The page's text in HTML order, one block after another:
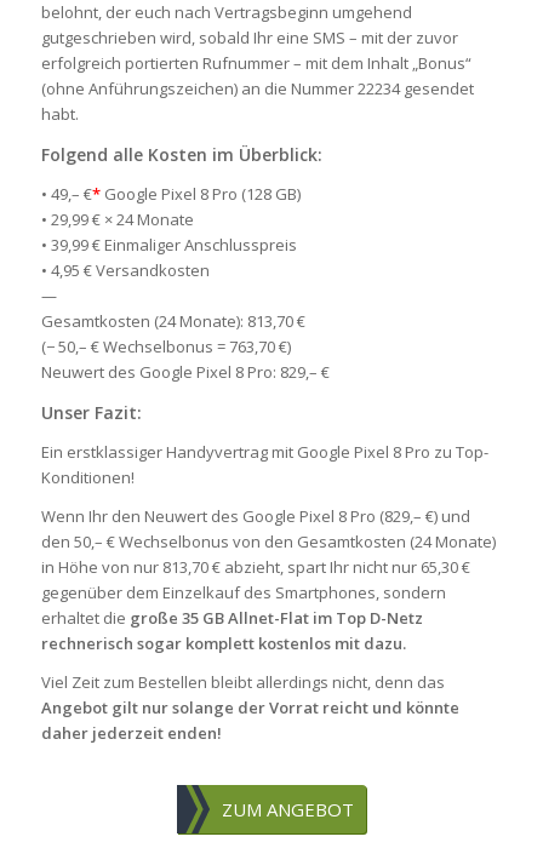
belohnt, der euch nach Vertragsbeginn umgehend
gutgeschrieben wird, sobald Ihr eine SMS – mit der zuvor
erfolgreich portierten Rufnummer – mit dem Inhalt „Bonus“
(ohne Anführungszeichen) an die Nummer 22234 gesendet
habt.
Folgend alle Kosten im Überblick:
• 49,– €*Google Pixel 8 Pro (128 GB)
• 29,99 € × 24 Monate
• 39,99 € Einmaliger Anschlusspreis
• 4,95 € Versandkosten
—
Gesamtkosten (24 Monate): 813,70 €
(− 50,– € Wechselbonus = 763,70 €)
Neuwert des Google Pixel 8 Pro: 829,– €
Unser Fazit:
Ein erstklassiger Handyvertrag mit Google Pixel 8 Pro zu Top-
Konditionen!
Wenn Ihr den Neuwert des Google Pixel 8 Pro (829,– €) und
den 50,– € Wechselbonus von den Gesamtkosten (24 Monate)
in Höhe von nur 813,70 € abzieht, spart Ihr nicht nur 65,30 €
gegenüber dem Einzelkauf des Smartphones, sondern
erhaltet die große 35 GB Allnet-Flat im Top D-Netz
rechnerisch sogar komplett kostenlos mit dazu.
Viel Zeit zum Bestellen bleibt allerdings nicht, denn das
Angebot gilt nur solange der Vorrat reicht und könnte
daher jederzeit enden!
ZUM ANGEBOT